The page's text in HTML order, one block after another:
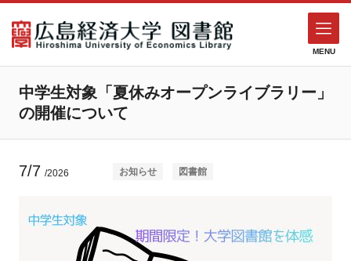
MENU
中学生対象「夏休みオープンライブラリー」
の開催について
7/7 /2026 お知らせ 図書館